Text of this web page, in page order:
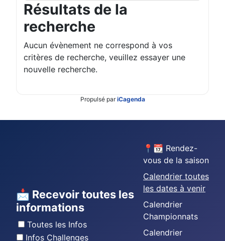
Résultats de la
recherche
Aucun évènement ne correspond à vos
critères de recherche, veuillez essayer une
nouvelle recherche.
Propulsé pariCagenda
📩 Recevoir toutes les
informations
Toutes les Infos
Infos Challenges
📍📆 Rendez-
vous de la saison
Calendrier toutes
les dates à venir
Calendrier
Championnats
Calendrier